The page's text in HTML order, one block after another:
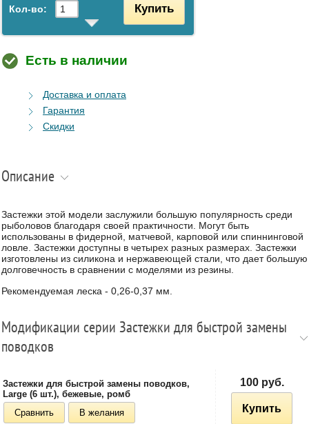
Кол-во: Купить
Есть в наличии
Доставка и оплата
Гарантия
Скидки
Описание
Застежки этой модели заслужили большую популярность среди
рыболовов благодаря своей практичности. Могут быть
использованы в фидерной, матчевой, карповой или спиннинговой
ловле. Застежки доступны в четырех разных размерах. Застежки
изготовлены из силикона и нержавеющей стали, что дает большую
долговечность в сравнении с моделями из резины.
Рекомендуемая леска - 0,26-0,37 мм.
Модификации серии Застежки для быстрой замены
поводков
Застежки для быстрой замены поводков,
Large (6 шт.), бежевые, ромб
Сравнить
В желания
100 руб.
Купить